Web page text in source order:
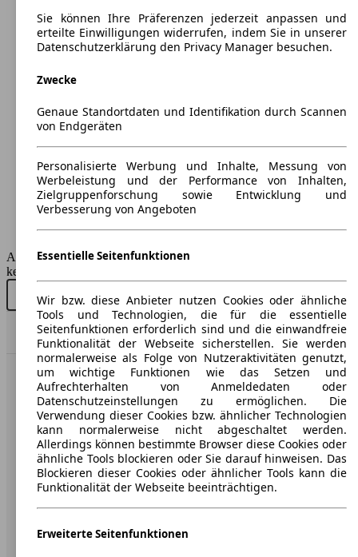
Jaguar XJ ( 2003 - 2009)
ab 5091 x 1898 x 1455 mm
291 KW (395 PS)
Türen:
4
5
Kofferraum:
470 - 470 Liter
Anhängelast:
1900 kg
AutoScout24 GmbH übernimmt für die Richtigkeit der Angaben
keine Gewähr.
Neu kaufen
Gebraucht kaufen
Nach Oben
AutoScout24: Europaweit der größte Online-Automarkt.
Unternehmen
Über AutoScout24
Presse
Sie können Ihre Präferenzen jederzeit anpassen und
erteilte Einwilligungen widerrufen, indem Sie in unserer
Datenschutzerklärung den Privacy Manager besuchen.
Zwecke
Genaue Standortdaten und Identifikation durch Scannen
von Endgeräten
Personalisierte Werbung und Inhalte, Messung von
Werbeleistung und der Performance von Inhalten,
Zielgruppenforschung sowie Entwicklung und
Verbesserung von Angeboten
Essentielle Seitenfunktionen
Wir bzw. diese Anbieter nutzen Cookies oder ähnliche
Tools und Technologien, die für die essentielle
Seitenfunktionen erforderlich sind und die einwandfreie
Funktionalität der Webseite sicherstellen. Sie werden
normalerweise als Folge von Nutzeraktivitäten genutzt,
um wichtige Funktionen wie das Setzen und
Aufrechterhalten von Anmeldedaten oder
Datenschutzeinstellungen zu ermöglichen. Die
Verwendung dieser Cookies bzw. ähnlicher Technologien
kann normalerweise nicht abgeschaltet werden.
Allerdings können bestimmte Browser diese Cookies oder
ähnliche Tools blockieren oder Sie darauf hinweisen. Das
Blockieren dieser Cookies oder ähnlicher Tools kann die
Funktionalität der Webseite beeinträchtigen.
Erweiterte Seitenfunktionen